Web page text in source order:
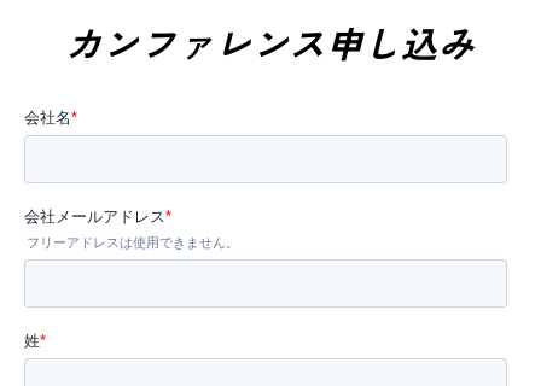
カンファレンス申し込み